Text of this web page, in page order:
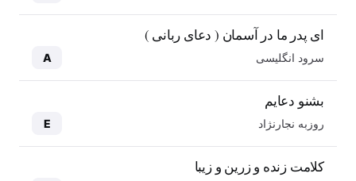
ای پدر ما در آسمان ( دعای ربانی )
سرود انگلیسی A
بشنو دعایم
روزبه نجارنژاد E
کلامت زنده و زرین و زیبا